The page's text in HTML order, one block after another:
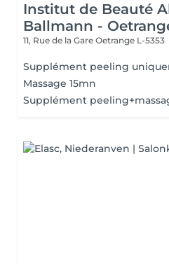
Institut de Beauté
Ballmann -
11, Rue de la Gare Oetrange L-5353
Supplément peeling
Massage 15mn
Supplément